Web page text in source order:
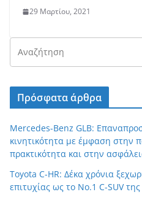
29 Μαρτίου, 2021
Πρόσφατα άρθρα
Mercedes-Benz GLB:
κινητικότητα με έμφαση στην
πρακτικότητα και στην
Toyota C-HR: Δέκα χρόνια
επιτυχίας ως το Νο.1 C-SUV